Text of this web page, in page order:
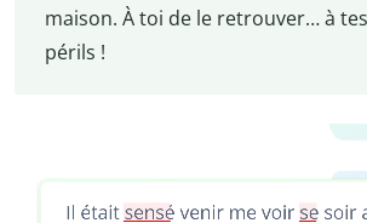
maison. À toi de le retrouver… à
périls !